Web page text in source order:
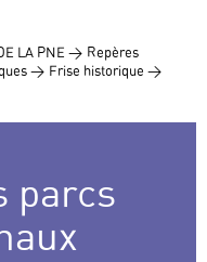
LA PNE > Repères
> Frise historique >
parcs